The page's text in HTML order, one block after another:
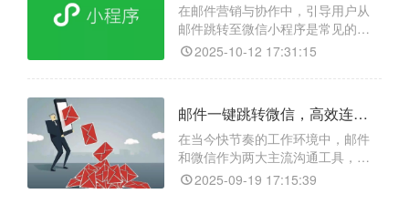
在邮件营销与协作中，引导用户从
邮件跳转至微信小程序是常见的需
求，但直接粘贴小程序码或链接往
致用户流失和体验割裂。「天天外
工具，其核心价值在于彻底打破微
信生态与外部的隔阂。它通过生成
一个智能的通用链接，完美解决了
小程序无法在邮件、网页等外部环
2025-10-12 17:31:15
邮件一键跳转微信，高效连接新选择
在当今快节奏的工作环境中，邮件
和微信作为两大主流沟通工具，却
往往因平台隔阂导致信息传递效率
2025-09-19 17:15:39